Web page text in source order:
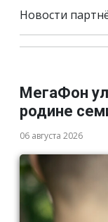
Новости
МегаФон
родине
06 августа 2026